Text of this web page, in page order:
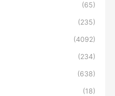
(65)
(235)
(4092)
(234)
(638)
(18)